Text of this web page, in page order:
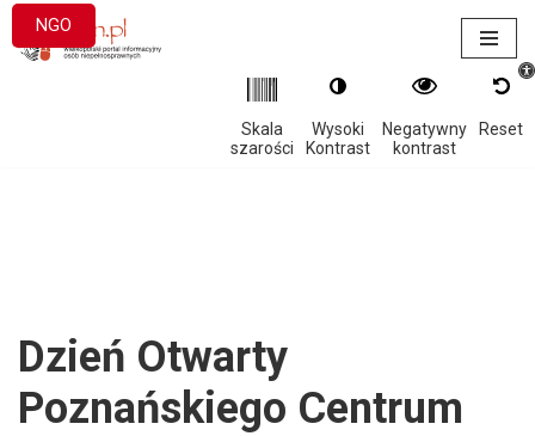
Skala
szarości
Wysoki
Kontrast
Negatywny
kontrast
Reset
Przejdź
Dzień Otwarty
Poznańskiego Centrum
NGO